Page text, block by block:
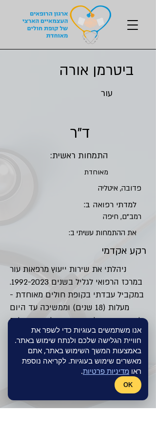
אנו משתמשים בעוגיות כדי לשפר את
חוויית הגלישה שלכם ולנתח שימוש באתר.
באמצעות המשך השימוש באתר, אתם
מאשרים שימוש בעוגיות. לקריאה נוספת
ראו מדיניות פרטיות.
OK
ביטרמן אורה
עור
ד"ר
התמחות ראשית:
מאוחדת
פדובה, איטליה
למדתי רפואה ב:
רמב"ם, חיפה
את ההתמחות עשיתי ב:
רקע אקדמי
ניהלתי את שירות ייעוץ מרפאות עור
במרכז הרפואי לגליל בשנים 1992-2023
.
במקביל עבדתי בקופת חולים מאוחדת -
מעלות (18 שנים) וממשיכה עד היום
לשרת את אוכלוסית האזור לקופת חולים
מאוחדת ומכבי במרפאתי העצמאית
ברחוב הרצל 70 נהריה.
תחומי עניין מקצועיים
רפואת עור ומין, אסטטיקה, מחלות עור